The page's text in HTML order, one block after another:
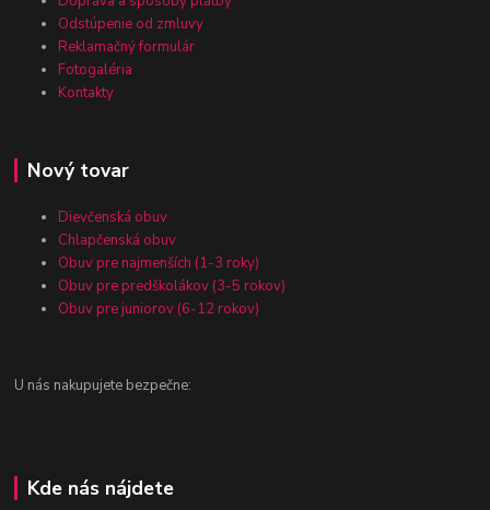
Odstúpenie od zmluvy
Reklamačný formulár
Fotogaléria
Kontakty
Nový tovar
Dievčenská obuv
Chlapčenská obuv
Obuv pre najmenších (1-3 roky)
Obuv pre predškolákov (3-5 rokov)
Obuv pre juniorov (6-12 rokov)
U nás nakupujete bezpečne:
Kde nás nájdete